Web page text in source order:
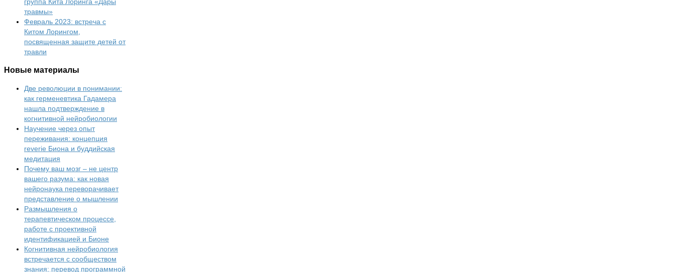
травмы»
Февраль 2023: встреча с
Китом Лорингом,
посвященная защите детей от
травли
Новые материалы
Две революции в понимании:
как герменевтика Гадамера
нашла подтверждение в
когнитивной нейробиологии
Научение через опыт
переживания: концепция
reverie Биона и буддийская
медитация
Почему ваш мозг – не центр
вашего разума: как новая
нейронаука переворачивает
представление о мышлении
Размышления о
терапевтическом процессе,
работе с проективной
идентификацией и Бионе
Когнитивная нейробиология
встречается с сообществом
знания: перевод программной
статьи Сломана, Паттерсона и